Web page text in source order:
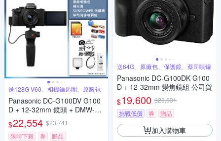
送128G V60、相機鑰匙圈、原廠包
Panasonic DC-G100DV G100
D + 12-32mm 鏡頭 + DMW-SH
GR2 三腳架握把組 公司貨
$22,554 $23,741
限時下殺
券 贈品
送64G、原廠包、保護鏡、蔡司噴罐
Panasonic DC-G100DK G100
D + 12-32mm 變焦鏡組 公司貨
$19,600 $20,631
挑戰低價
券 贈品
加入購物車